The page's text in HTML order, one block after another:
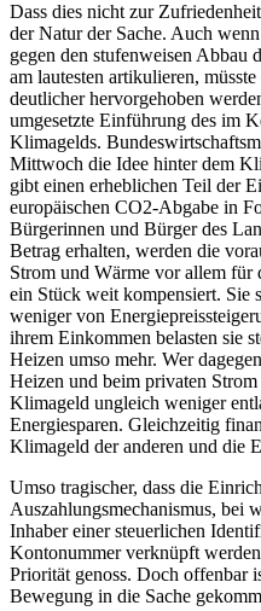
Dass dies nicht zur
der Natur der Sache. Auch
gegen den stufenweisen Abbau
am lautesten artikulieren,
deutlicher hervorgehoben
umgesetzte Einführung des im
Klimagelds.
Mittwoch die Idee hinter dem
gibt einen erheblichen Teil der
europäischen CO2-Abgabe in
Bürgerinnen und Bürger des
Betrag erhalten, werden die
Strom und Wärme vor allem für
ein Stück weit kompensiert. Sie
weniger von
ihrem Einkommen belasten sie
Heizen umso mehr. Wer
Heizen und beim privaten
Klimageld ungleich weniger
Energiesparen. Gleichzeitig
Klimageld der anderen und die
Umso tragischer, dass die
Auszahlungsmechanismus, bei
Inhaber einer steuerlichen
Kontonummer verknüpft
Priorität genoss. Doch offenbar
Bewegung in die Sache